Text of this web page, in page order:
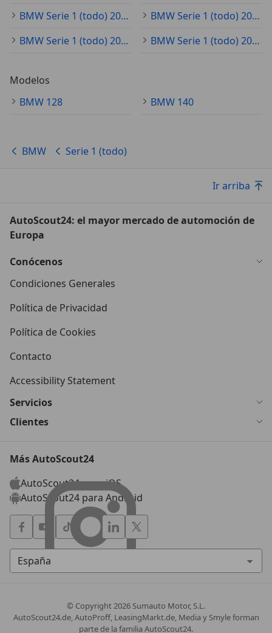
BMW Serie 1 (todo) 2017
BMW Serie 1 (todo) 2015
BMW Serie 1 (todo) 2016
BMW Serie 1 (todo) 2014
Modelos
BMW 128
BMW 140
BMW Serie 1 (todo)
Ir arriba
AutoScout24: el mayor mercado de automoción de
Europa
Conócenos
Condiciones Generales
Política de Privacidad
Política de Cookies
Contacto
Accessibility Statement
Servicios
Clientes
Más AutoScout24
AutoScout24 para iOS
AutoScout24 para Android
© Copyright2026 Sumauto Motor, S.L.
AutoScout24.de, AutoProff, LeasingMarkt.de, Media y Smyle forman
parte de la familia AutoScout24.